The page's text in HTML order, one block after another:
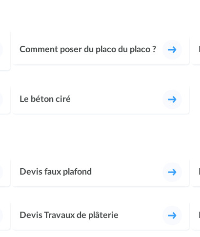
Comment poser du placo du placo ?
Le béton ciré
Devis faux plafond
Devis Travaux de plâterie